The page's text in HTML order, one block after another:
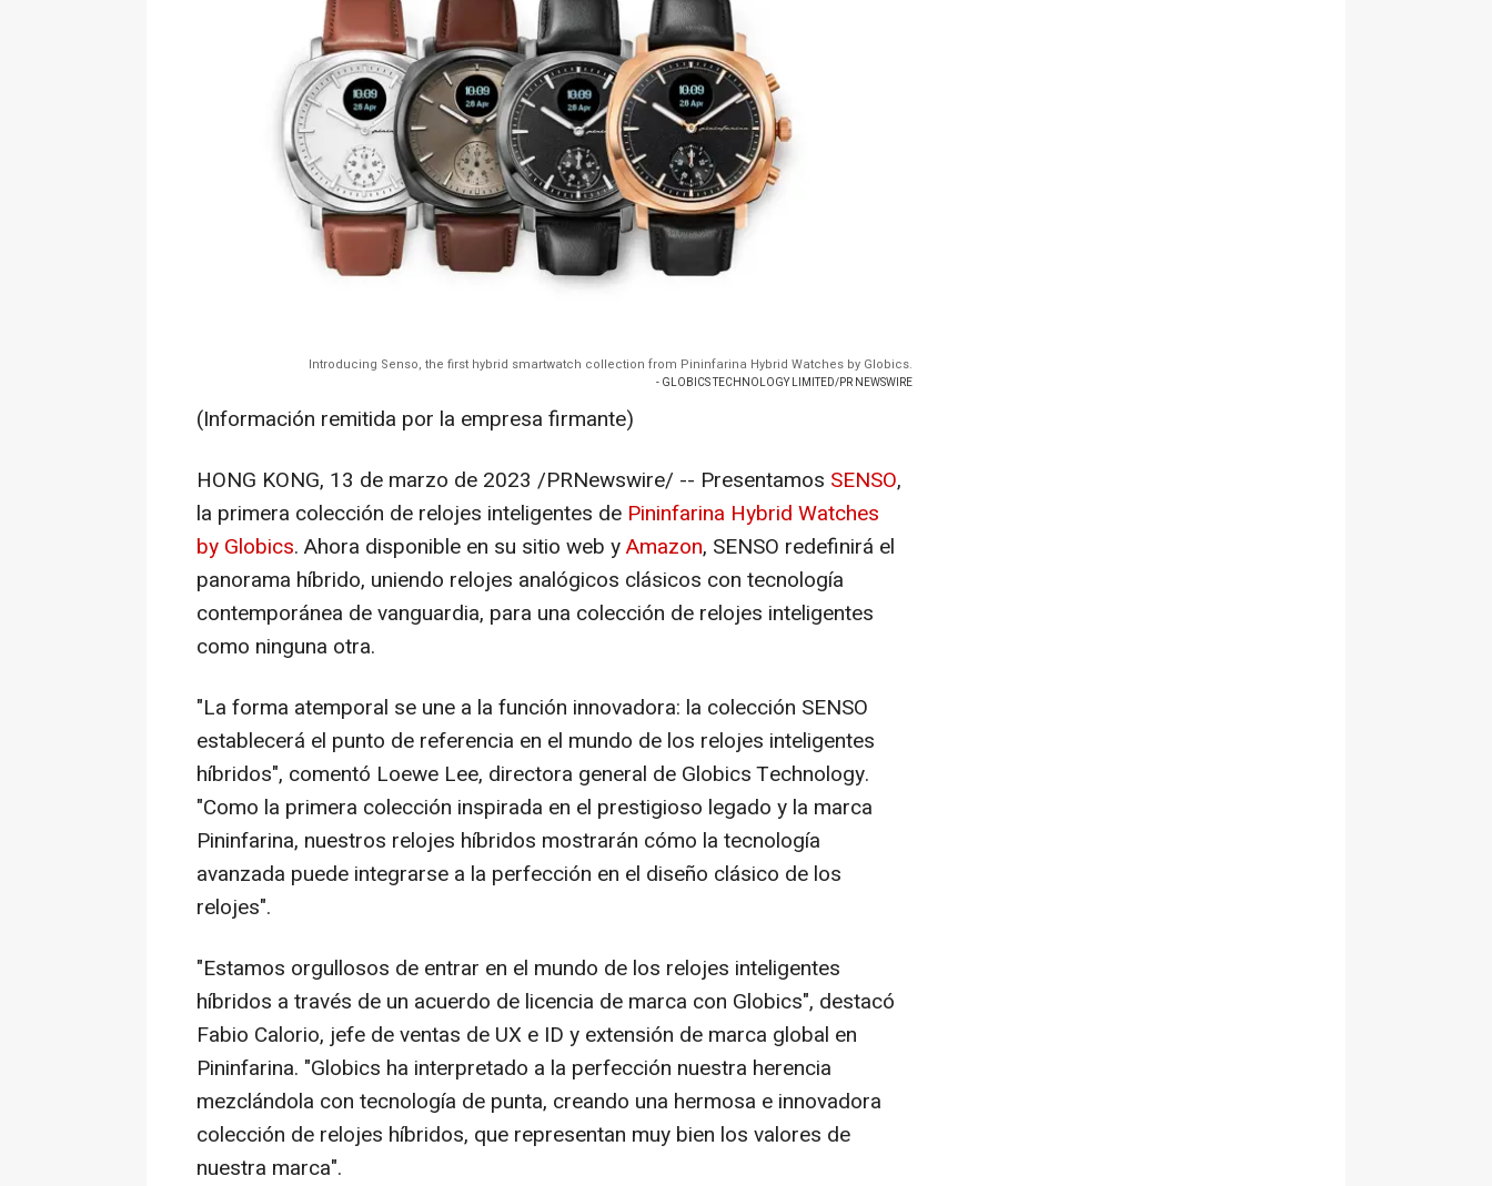
Introducing Senso, the first hybrid smartwatch collection from Pininfarina Hybrid Watches by Globics.
- GLOBICS TECHNOLOGY LIMITED/PR NEWSWIRE
(Información remitida por la empresa firmante)
HONG KONG, 13 de marzo de 2023 /PRNewswire/ -- Presentamos SENSO,
la primera colección de relojes inteligentes de Pininfarina Hybrid Watches
by Globics. Ahora disponible en su sitio web yAmazon, SENSO redefinirá el
panorama híbrido, uniendo relojes analógicos clásicos con tecnología
contemporánea de vanguardia, para una colección de relojes inteligentes
como ninguna otra.
"La forma atemporal se une a la función innovadora: la colección SENSO
establecerá el punto de referencia en el mundo de los relojes inteligentes
híbridos", comentó Loewe Lee, directora general de Globics Technology.
"Como la primera colección inspirada en el prestigioso legado y la marca
Pininfarina, nuestros relojes híbridos mostrarán cómo la tecnología
avanzada puede integrarse a la perfección en el diseño clásico de los
relojes".
"Estamos orgullosos de entrar en el mundo de los relojes inteligentes
híbridos a través de un acuerdo de licencia de marca con Globics", destacó
Fabio Calorio, jefe de ventas de UX e ID y extensión de marca global en
Pininfarina. "Globics ha interpretado a la perfección nuestra herencia
mezclándola con tecnología de punta, creando una hermosa e innovadora
colección de relojes híbridos, que representan muy bien los valores de
nuestra marca".